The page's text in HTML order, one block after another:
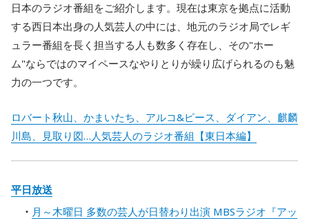
日本のラジオ番組をご紹介します。現在は東京を拠点に活動
する西日本出身の人気芸人の中には、地元のラジオ局でレギ
ュラー番組を長く担当する人も数多く存在し、その"ホー
ム"ならではのマイペースなやりとりが繰り広げられるのも魅
力の一つです。
ロバート秋山、かまいたち、アルコ&ピース、ダイアン、麒麟
川島、見取り図…人気芸人のラジオ番組【東日本編】
平日放送
月～木曜日 多数の芸人が日替わり出演 MBSラジオ『アッ